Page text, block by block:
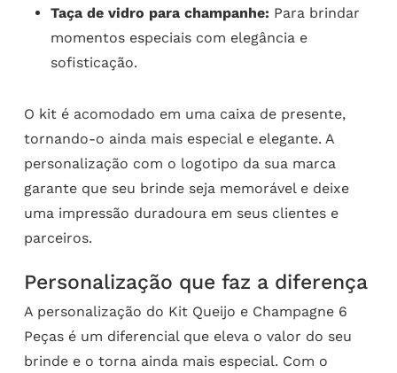
Taça de vidro para champanhe: Para brindar
momentos especiais com elegância e
sofisticação.
O kit é acomodado em uma caixa de presente,
tornando-o ainda mais especial e elegante. A
personalização com o logotipo da sua marca
garante que seu brinde seja memorável e deixe
uma impressão duradoura em seus clientes e
parceiros.
Personalização que faz a diferença
A personalização do Kit Queijo e Champagne 6
Peças é um diferencial que eleva o valor do seu
brinde e o torna ainda mais especial. Com o